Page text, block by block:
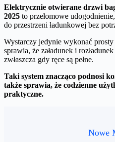
Elektrycznie otwierane drzwi
2025 to przełomowe
do przestrzeni ładunkowej bez
Wystarczy jedynie wykonać
sprawia, że załadunek i
zwłaszcza gdy ręce są pełne.
Taki system znacząco podnosi
także sprawia, że codzienne
praktyczne.
Nowe